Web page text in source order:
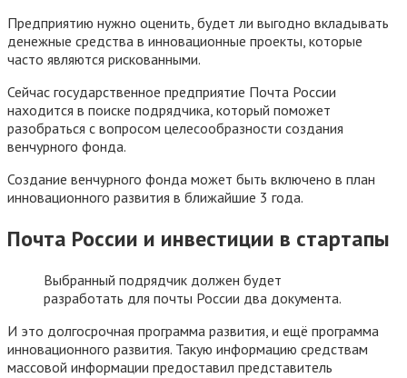
Предприятию нужно оценить, будет ли выгодно вкладывать
денежные средства в инновационные проекты, которые
часто являются рискованными.
Сейчас государственное предприятие Почта России
находится в поиске подрядчика, который поможет
разобраться с вопросом целесообразности создания
венчурного фонда.
Создание венчурного фонда может быть включено в план
инновационного развития в ближайшие 3 года.
Почта России и инвестиции в стартапы
Выбранный подрядчик должен будет
разработать для почты России два документа.
И это долгосрочная программа развития, и ещё программа
инновационного развития. Такую информацию средствам
массовой информации предоставил представитель